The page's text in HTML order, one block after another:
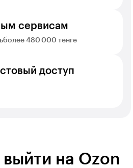
сервисам
480 000 тенге
доступ
на Ozon